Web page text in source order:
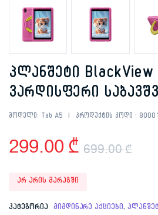
პლანშეტი BlackView
ვარდისფერი
მოდელი: Tab A5 პროდუქტის კოდი :
699.00₾
299.00 ₾
არ არის მარაგში
კატეგორია მიმდინარე აქციები,